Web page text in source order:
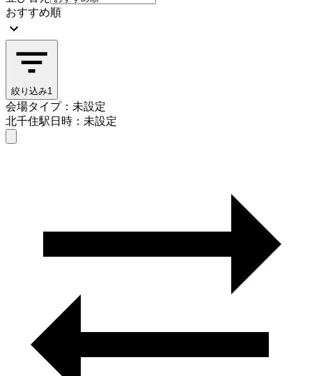
おすすめ順
絞り込み1
会場タイプ：未設定
北千住駅日時：未設定